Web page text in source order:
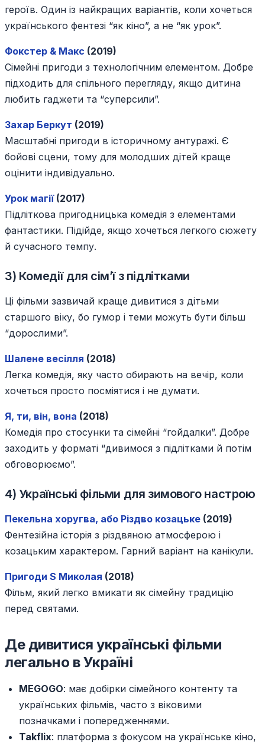
героїв. Один із найкращих варіантів, коли хочеться
українського фентезі “як кіно”, а не “як урок”.
Фокстер & Макс (2019)
Сімейні пригоди з технологічним елементом. Добре
підходить для спільного перегляду, якщо дитина
любить гаджети та “суперсили”.
Захар Беркут (2019)
Масштабні пригоди в історичному антуражі. Є
бойові сцени, тому для молодших дітей краще
оцінити індивідуально.
Урок магії(2017)
Підліткова пригодницька комедія з елементами
фантастики. Підійде, якщо хочеться легкого сюжету
й сучасного темпу.
3) Комедії для сім’ї з підлітками
Ці фільми зазвичай краще дивитися з дітьми
старшого віку, бо гумор і теми можуть бути більш
“дорослими”.
Шалене весілля (2018)
Легка комедія, яку часто обирають на вечір, коли
хочеться просто посміятися і не думати.
Я, ти, він, вона (2018)
Комедія про стосунки та сімейні “гойдалки”. Добре
заходить у форматі “дивимося з підлітками й потім
обговорюємо”.
4) Українські фільми для зимового настрою
Пекельна хоругва, або Різдво козацьке (2019)
Фентезійна історія з різдвяною атмосферою і
козацьким характером. Гарний варіант на канікули.
Пригоди S Миколая (2018)
Фільм, який легко вмикати як сімейну традицію
перед святами.
Де дивитися українські фільми
легально в Україні
MEGOGO: має добірки сімейного контенту та
українських фільмів, часто з віковими
позначками і попередженнями.
Takflix: платформа з фокусом на українське кіно,